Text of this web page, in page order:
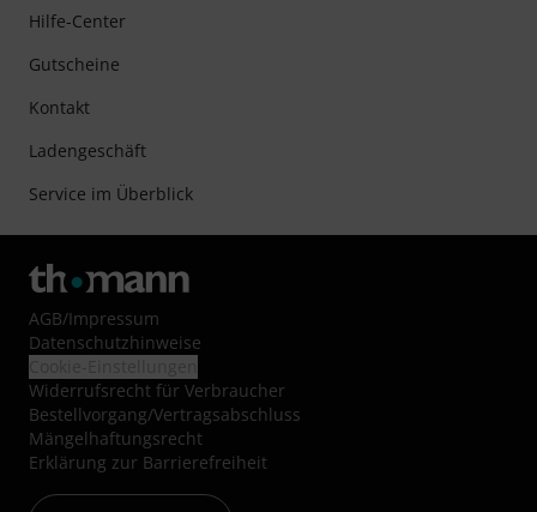
Hilfe-Center
Gutscheine
Kontakt
Ladengeschäft
Service im Überblick
AGB/Impressum
Datenschutzhinweise
Widerrufsrecht für Verbraucher
Bestellvorgang/Vertragsabschluss
Mängelhaftungsrecht
Erklärung zur Barrierefreiheit